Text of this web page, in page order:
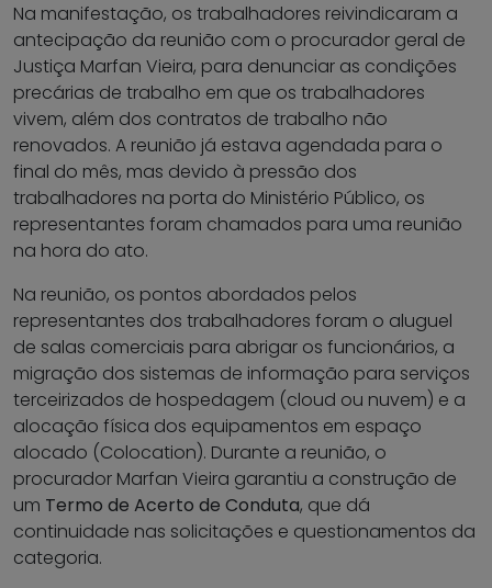
Na manifestação, os trabalhadores reivindicaram a
antecipação da reunião com o procurador geral de
Justiça Marfan Vieira, para denunciar as condições
precárias de trabalho em que os trabalhadores
vivem, além dos contratos de trabalho não
renovados. A reunião já estava agendada para o
final do mês, mas devido à pressão dos
trabalhadores na porta do Ministério Público, os
representantes foram chamados para uma reunião
na hora do ato.
Na reunião, os pontos abordados pelos
representantes dos trabalhadores foram o aluguel
de salas comerciais para abrigar os funcionários, a
migração dos sistemas de informação para serviços
terceirizados de hospedagem (cloud ou nuvem) e a
alocação física dos equipamentos em espaço
alocado (Colocation). Durante a reunião, o
procurador Marfan Vieira garantiu a construção de
um Termo de Acerto de Conduta, que dá
continuidade nas solicitações e questionamentos da
categoria.